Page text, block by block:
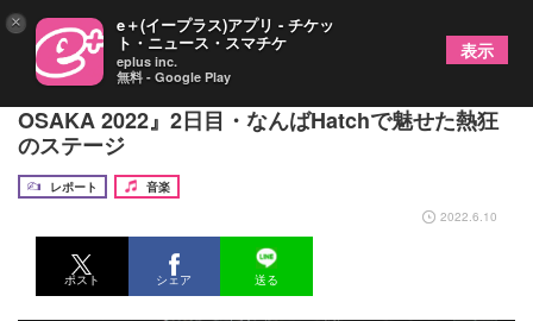
史上最大規模での開催、『SUPER MAWA LOOP
OSAKA 2022』2日目・なんばHatchで魅せた熱狂
のステージ
レポート
音楽
2022.6.10
ポスト シェア 送る
× e＋(イープラス)アプリ - チケッ
ト・ニュース・スマチケ
eplus inc.
無料 - Google Play
表示